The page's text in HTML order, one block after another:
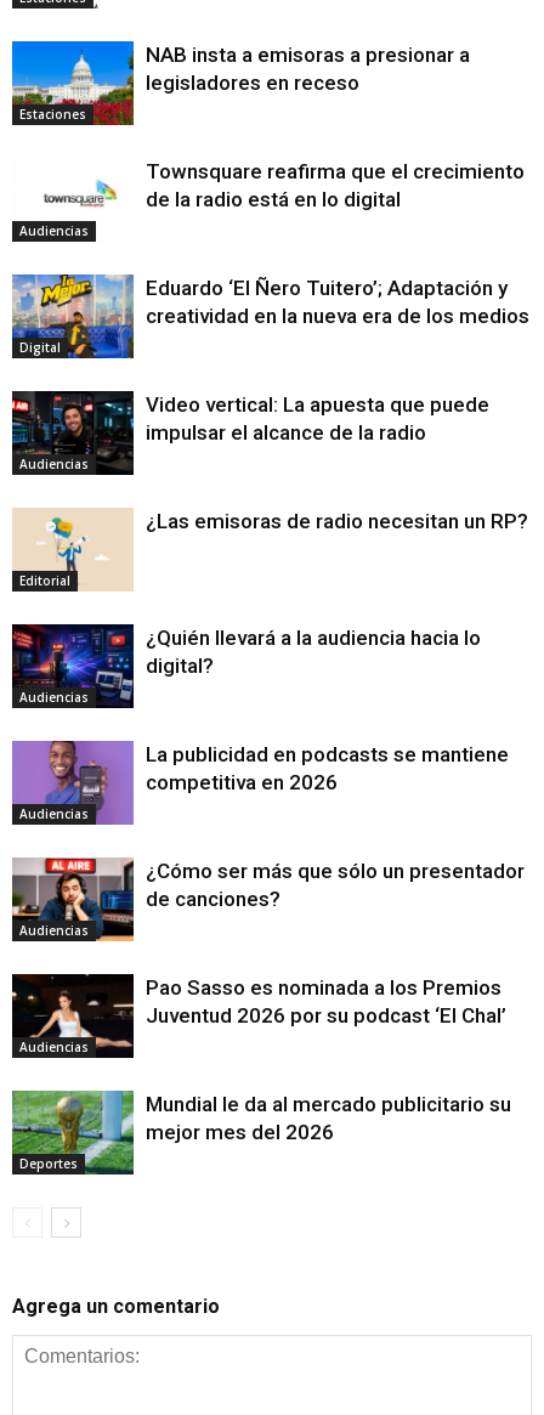
Estaciones
NAB insta a emisoras a presionar a
legisladores en receso
Audiencias
Townsquare reafirma que el crecimiento
de la radio está en lo digital
Digital
Eduardo ‘El Ñero Tuitero’; Adaptación y
creatividad en la nueva era de los medios
Audiencias
Video vertical: La apuesta que puede
impulsar el alcance de la radio
Editorial
¿Las emisoras de radio necesitan un RP?
Audiencias
¿Quién llevará a la audiencia hacia lo
digital?
Audiencias
La publicidad en podcasts se mantiene
competitiva en 2026
Audiencias
¿Cómo ser más que sólo un presentador
de canciones?
Audiencias
Pao Sasso es nominada a los Premios
Juventud 2026 por su podcast ‘El Chal’
Deportes
Mundial le da al mercado publicitario su
mejor mes del 2026
Agrega un comentario